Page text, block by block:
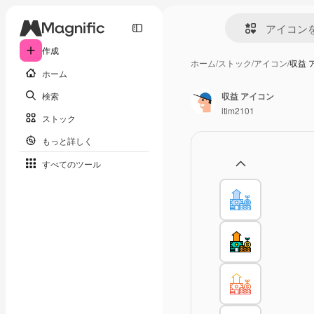
作成
ホーム
検索
ストック
もっと詳しく
すべてのツール
ホーム/ストック/アイコン/収益
収益 アイコン
itim2101